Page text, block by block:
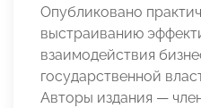
Опубликовано
выстраиванию
взаимодействия
государственной
Авторы издания —